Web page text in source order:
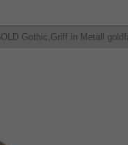
Gothic,Griff in Metall